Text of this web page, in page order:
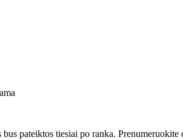
pateiktos tiesiai po ranka. Prenumeruokite